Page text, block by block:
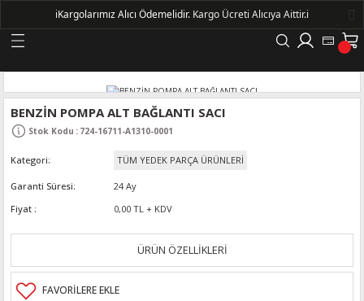
Geri Dön
BENZİN POMPA ALT BAĞLANTI SACI
Stok Kodu : 724-16711-A1310-0001
Kategori TÜM YEDEK PARÇA ÜRÜNLERİ
Garanti Süresi
24 Ay
Fiyat
0,00 TL + KDV
ÜRÜN ÖZELLİKLERİ
ℹ️Kargolarımız Alıcı Ödemelidir. Kargo Ücreti Alıcıya Aittir.ℹ️